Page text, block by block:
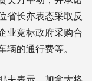
省长亦表态采取反
业竞标政府采购合
的通行费等。